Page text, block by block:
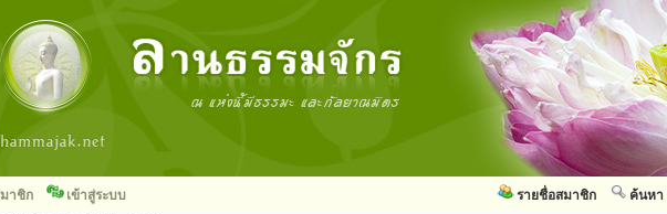
าชิก เข้าสู่ระบบ ค้นหา
รายชื่อสมาชิก